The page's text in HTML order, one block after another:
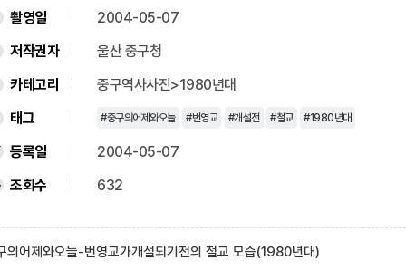
촬영일
2004-05-07
저작권자
울산 중구청
카테고리
중구역사사진>1980년대
태그
#중구의어제와오늘 #번영교 #개설전 #철교 #1980년대
등록일
2004-05-07
조회수
632
의어제와오늘-번영교가개설되기전의 철교 모습(1980년대)